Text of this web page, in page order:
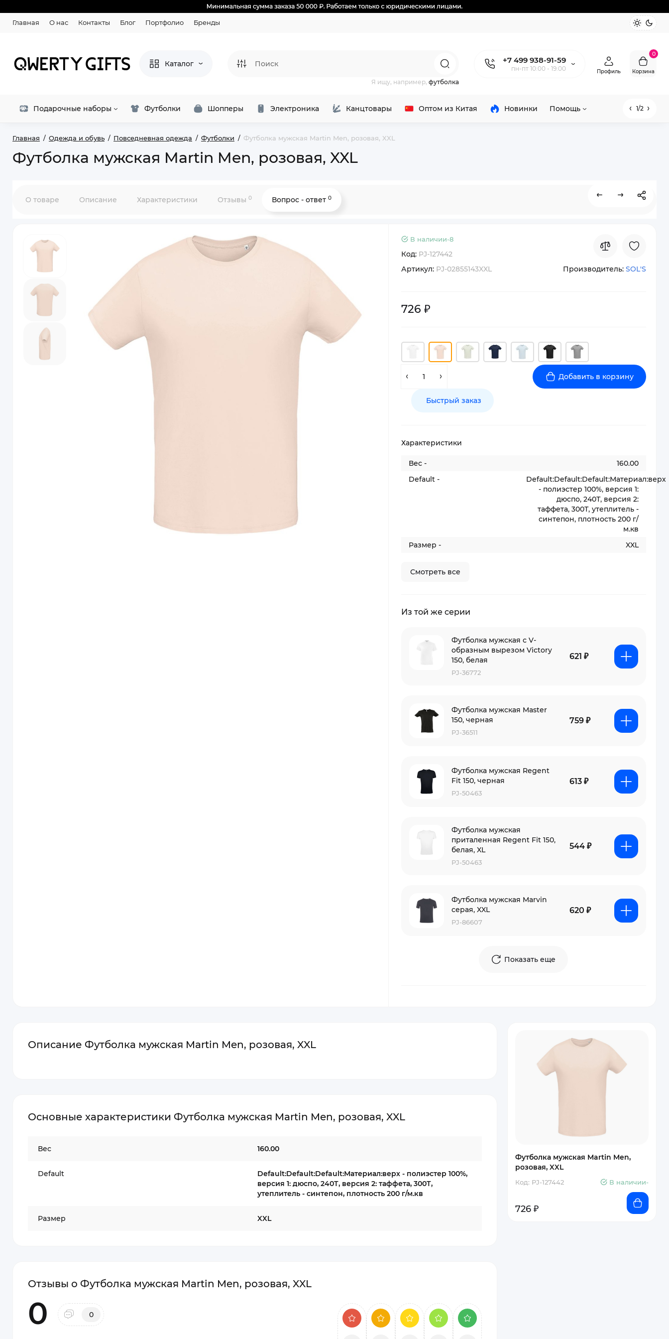
Главная О нас Контакты Блог Портфолио Бренды
Каталог +7 499 938-91-59
пн-пт 10:00 - 19:00
Я ищу, например, футболка
Профиль
0
Корзина
Подарочные наборы Футболки Шопперы Электроника Канцтовары Оптом из Китая Новинки Помощь 1/2
Главная Одежда и обувь Повседневная одежда Футболки Футболка мужская Martin Men, розовая, XXL
Футболка мужская Martin Men, розовая, XXL
О товаре Описание Характеристики Отзывы 0 Вопрос - ответ 0
В наличии-8
Код: PJ-127442
Артикул: PJ-02855143XXL Производитель: SOL'S
726 ₽
Добавить в корзину
Быстрый заказ
Характеристики
Вес -
160.00
Default -
Default:Default:Default:Материал:верх
- полиэстер 100%, версия 1:
дюспо, 240Т, версия 2:
таффета, 300Т, утеплитель -
синтепон, плотность 200 г/
м.кв
Размер -
XXL
Смотреть все
Из той же серии
Футболка мужская с V-
образным вырезом Victory
150, белая
PJ-36772
621 ₽
Футболка мужская Master
150, черная
PJ-36511
759 ₽
Футболка мужская Regent
Fit 150, черная
PJ-50463
613 ₽
Футболка мужская
приталенная Regent Fit 150,
белая, XL
PJ-50463
544 ₽
Футболка мужская Marvin
серая, XXL
PJ-86607
620 ₽
Показать еще
Описание Футболка мужская Martin Men, розовая, XXL
Основные характеристики Футболка мужская Martin Men, розовая, XXL
Вес 160.00
Default
Default:Default:Default:Материал:верх - полиэстер 100%,
версия 1: дюспо, 240Т, версия 2: таффета, 300Т,
утеплитель - синтепон, плотность 200 г/м.кв
Размер XXL
Отзывы о Футболка мужская Martin Men, розовая, XXL
0 0
Футболка мужская Martin Men,
розовая, XXL
Код: PJ-127442 В наличии-
726 ₽